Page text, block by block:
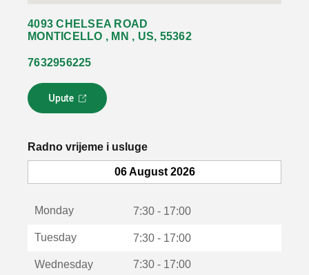
4093 CHELSEA ROAD
MONTICELLO , MN , US, 55362
7632956225
Upute
L
i
k
o
u
Radno vrijeme i usluge
06 August 2026
Monday 7:30 - 17:00
Tuesday 7:30 - 17:00
Wednesday 7:30 - 17:00